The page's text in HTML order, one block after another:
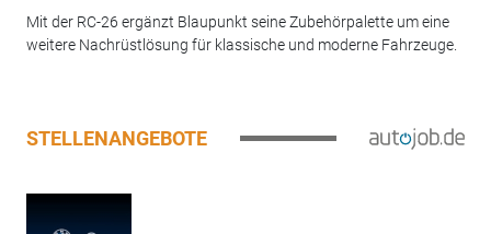
Mit der RC-26 ergänzt Blaupunkt seine Zubehörpalette um eine
weitere Nachrüstlösung für klassische und moderne Fahrzeuge.
STELLENANGEBOTE